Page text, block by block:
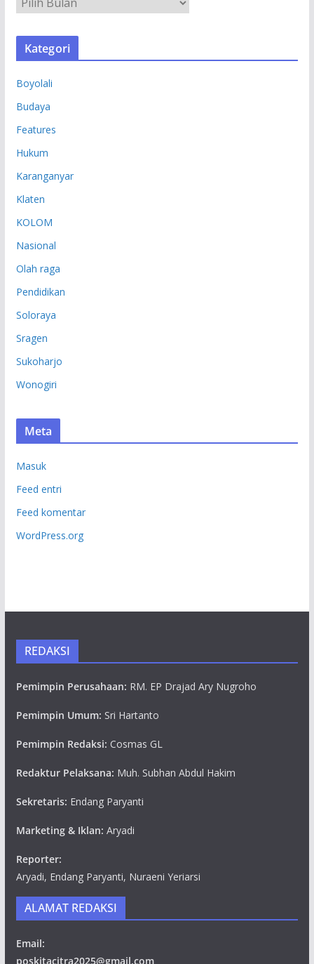
R
S
Kategori
Boyolali
Budaya
Features
Hukum
Karanganyar
Klaten
KOLOM
Nasional
Olah raga
Pendidikan
Soloraya
Sragen
Sukoharjo
Wonogiri
Meta
Masuk
Feed entri
Feed komentar
WordPress.org
REDAKSI
Pemimpin Perusahaan: RM. EP Drajad Ary Nugroho
Pemimpin Umum: Sri Hartanto
Pemimpin Redaksi: Cosmas GL
Redaktur Pelaksana: Muh. Subhan Abdul Hakim
Sekretaris: Endang Paryanti
Marketing & Iklan: Aryadi
Reporter:
Aryadi, Endang Paryanti, Nuraeni Yeriarsi
ALAMAT REDAKSI
Email:
poskitacitra2025@gmail.com